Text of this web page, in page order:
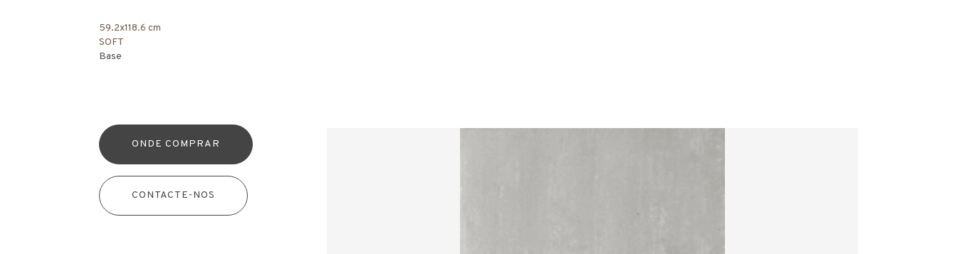
59.2x118.6 cm
SOFT
Base
ONDE COMPRAR
CONTACTE-NOS